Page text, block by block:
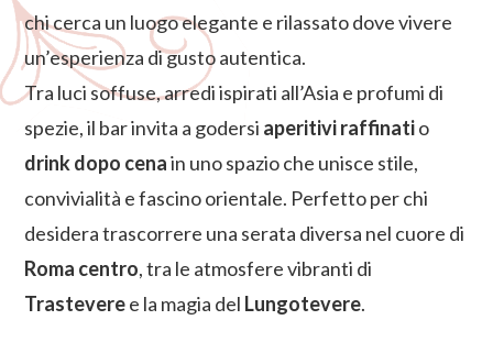
chi cerca un luogo elegante e rilassato dove vivere
un’esperienza di gusto autentica.
Tra luci soffuse, arredi ispirati all’Asia e profumi di
spezie, il bar invita a godersi aperitivi raffinatio
drink dopo cenain uno spazio che unisce stile,
convivialità e fascino orientale. Perfetto per chi
desidera trascorrere una serata diversa nel cuore di
Roma centro, tra le atmosfere vibranti di
Trasteveree la magia del Lungotevere.